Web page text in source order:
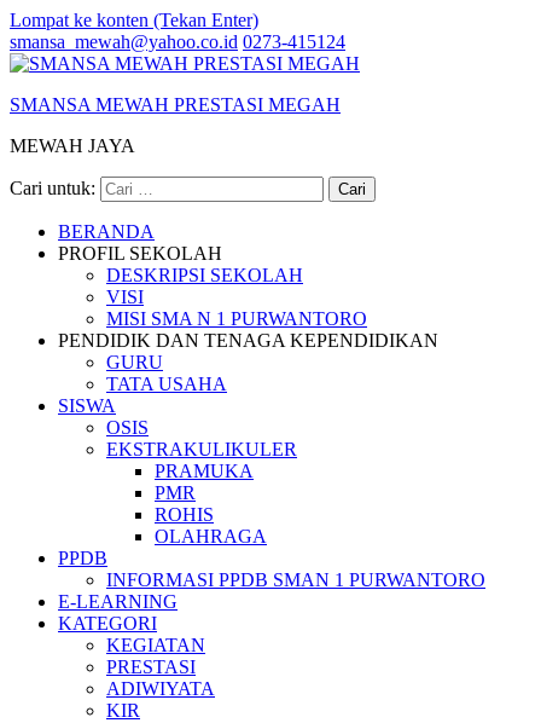
Lompat ke konten (Tekan Enter)
smansa_mewah@yahoo.co.id 0273-415124
SMANSA MEWAH PRESTASI MEGAH
MEWAH JAYA
Cari untuk:
BERANDA
PROFIL SEKOLAH
DESKRIPSI SEKOLAH
VISI
MISI SMA N 1 PURWANTORO
PENDIDIK DAN TENAGA KEPENDIDIKAN
GURU
TATA USAHA
SISWA
OSIS
EKSTRAKULIKULER
PRAMUKA
PMR
ROHIS
OLAHRAGA
PPDB
INFORMASI PPDB SMAN 1 PURWANTORO
E-LEARNING
KATEGORI
KEGIATAN
PRESTASI
ADIWIYATA
KIR